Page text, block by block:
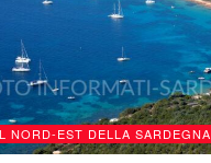
NORD-EST DELLA SARDEGNA